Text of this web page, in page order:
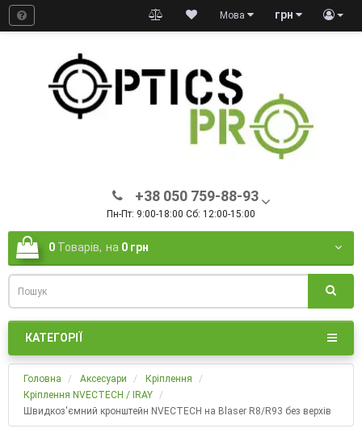
грн
Мова
+38 050 759-88-93
Пн-Пт: 9:00-18:00 Сб: 12:00-15:00
0 Товарів, на 0 грн
КАТЕГОРІЇ
Головна Аксесуари
Кріплення
Кріплення NVECTECH / IRAY
Швидкоз'ємний кронштейн NVECTECH на Blaser R8/R93 без верхів